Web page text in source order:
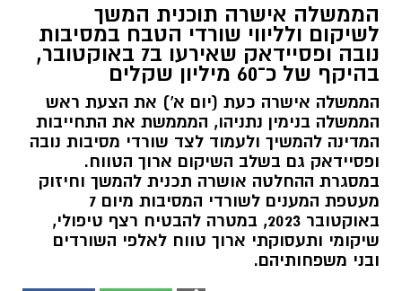
הממשלה אישרה תוכנית המשך
לשיקום ולליווי שורדי הטבח במסיבות
נובה ופסיידאק שאירעו ב7 באוקטובר,
בהיקף של כ־60 מיליון שקלים
הממשלה אישרה כעת (יום א') את הצעת ראש
הממשלה בנימין נתניהו, המממשת את התחייבות
המדינה להמשיך ולעמוד לצד שורדי מסיבות נובה
ופסיידאק גם בשלב השיקום ארוך הטווח.
במסגרת ההחלטה אושרה תכנית להמשך וחיזוק
מעטפת המענים לשורדי המסיבות מיום 7
באוקטובר 2023, במטרה להבטיח רצף טיפולי,
שיקומי ותעסוקתי ארוך טווח לאלפי השורדים
ובני משפחותיהם.